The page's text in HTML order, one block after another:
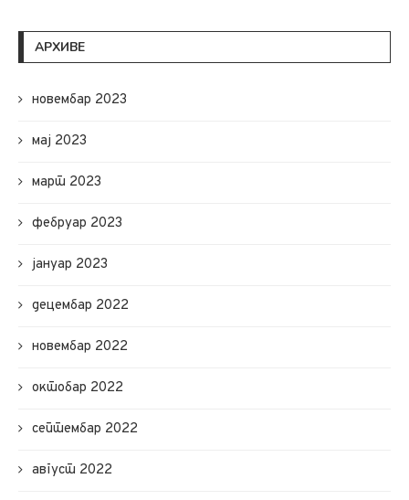
АРХИВЕ
новембар 2023
мај 2023
март 2023
фебруар 2023
јануар 2023
децембар 2022
новембар 2022
октобар 2022
септембар 2022
август 2022